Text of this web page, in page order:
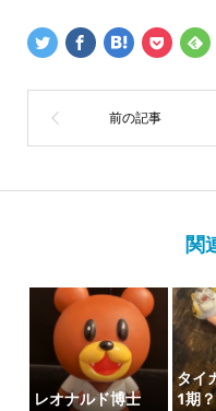
関
レオナルド博士
タイ
1期？